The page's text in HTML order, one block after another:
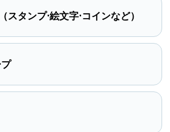
スタンプ⋅絵文字⋅コインなど）